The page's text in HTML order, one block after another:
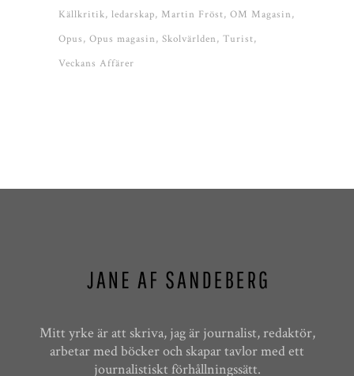
Källkritik ledarskap Martin Fröst OM Magasin
Opus Opus magasin Skolvärlden Turist
Veckans Affärer
Mitt yrke är att skriva, jag är journalist, redaktör,
arbetar med böcker och skapar tavlor med ett
journalistiskt förhållningssätt.